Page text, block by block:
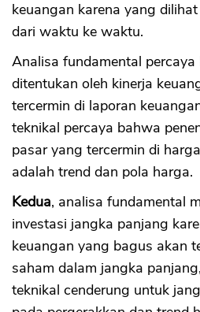
keuangan karena yang
dari waktu ke waktu.
Analisa fundamental
ditentukan oleh kinerja
tercermin di laporan
teknikal percaya bahwa
pasar yang tercermin di
adalah trend dan pola harga.
Kedua, analisa fundamental
investasi jangka panjang
keuangan yang bagus akan
saham dalam jangka
teknikal cenderung untuk